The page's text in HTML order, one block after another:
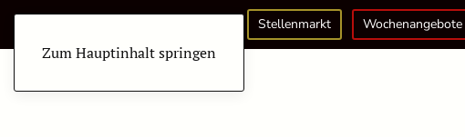
Zum Hauptinhalt springen
Stellenmarkt Wochenangebote